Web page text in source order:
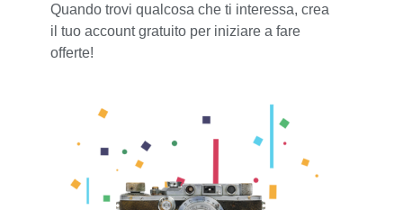
Quando trovi qualcosa che ti interessa, crea
il tuo account gratuito per iniziare a fare
offerte!